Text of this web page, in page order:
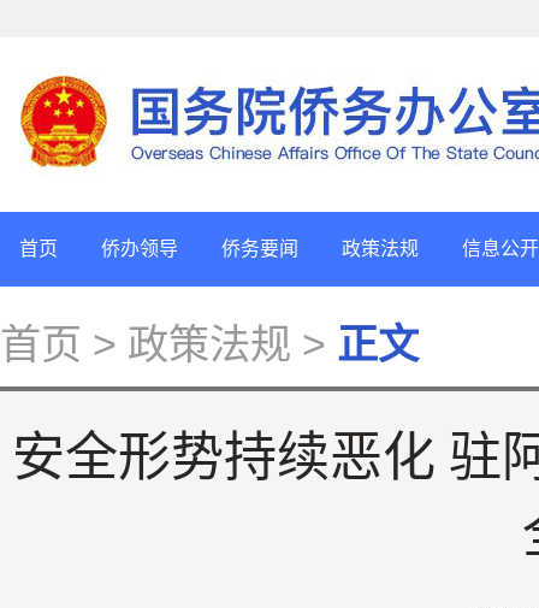
首页 侨办领导 侨务要闻 政策法规 信息公开
首页 > 政策法规 > 正文
安全形势持续恶化 驻